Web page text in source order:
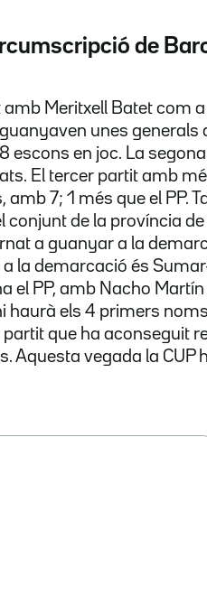
de
amb Meritxell Batet com
unes
escons en joc. La
El tercer partit amb
amb 7; 1 més que el PP.
conjunt de la província
a guanyar a la
la demarcació és
el PP, amb Nacho
haurà els 4 primers
partit que ha aconseguit
Aquesta vegada la